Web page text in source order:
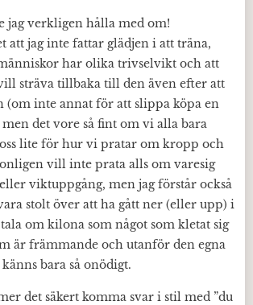
jag verkligen hålla med om!
att jag inte fattar glädjen i att träna,
har olika trivselvikt och att
sträva tillbaka till den även efter att
(om inte annat för att slippa köpa en
det vore så fint om vi alla bara
lite för hur vi pratar om kropp och
vill inte prata alls om varesig
viktuppgång, men jag förstår också
stolt över att ha gått ner (eller upp) i
om kilona som något som kletat sig
är främmande och utanför den egna
bara så onödigt.
det säkert komma svar i stil med ”du